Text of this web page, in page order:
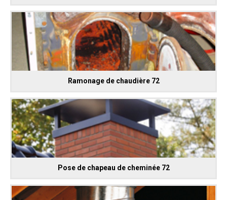
Ramonage de chaudière 72
Pose de chapeau de cheminée 72